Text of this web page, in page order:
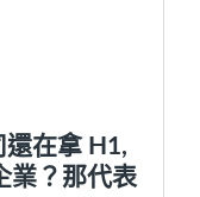
在拿 H1,
業？那代表